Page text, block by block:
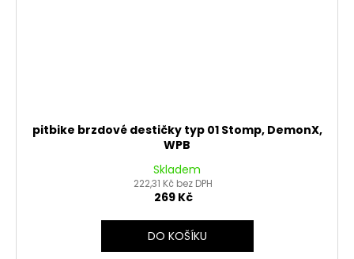
pitbike brzdové destičky typ 01 Stomp, DemonX,
WPB
Skladem
222,31 Kč bez DPH
269 Kč
DO KOŠÍKU